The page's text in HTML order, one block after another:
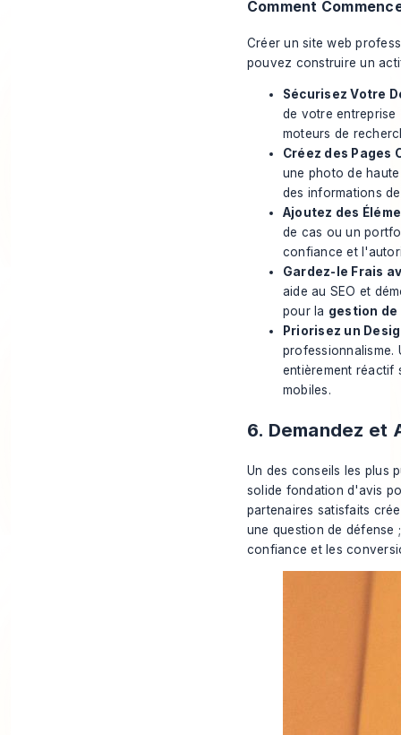
Comment
Créer un site web
pouvez construire un
Sécurisez Votre
de votre entreprise
moteurs de
Créez des Pages
une photo de
des informations
Ajoutez des
de cas ou un
confiance et
Gardez-le Frais
aide au SEO et
pour la gestion
Priorisez un
professionnalisme.
entièrement réactif
mobiles.
6. Demandez et
Un des conseils les plus
solide fondation d'avis
partenaires satisfaits
une question de défense
confiance et les